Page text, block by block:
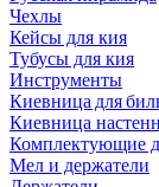
Чехлы
Кейсы для кия
Тубусы для кия
Инструменты
Киевница для
Киевница
Комплектующие
Мел и держатели